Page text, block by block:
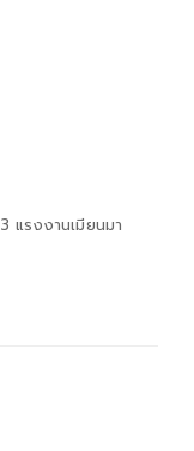
แรงงานเมียนมา